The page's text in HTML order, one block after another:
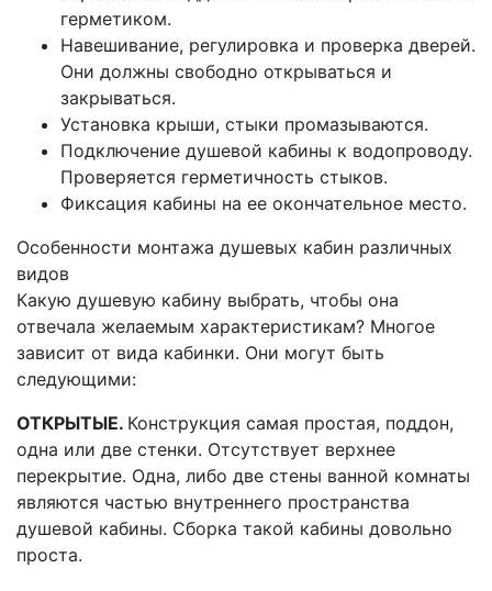
герметиком.
Навешивание, регулировка и проверка дверей.
Они должны свободно открываться и
закрываться.
Установка крыши, стыки промазываются.
Подключение душевой кабины к водопроводу.
Проверяется герметичность стыков.
Фиксация кабины на ее окончательное место.
Особенности монтажа душевых кабин различных
видов
Какую душевую кабину выбрать, чтобы она
отвечала желаемым характеристикам? Многое
зависит от вида кабинки. Они могут быть
следующими:
ОТКРЫТЫЕ. Конструкция самая простая, поддон,
одна или две стенки. Отсутствует верхнее
перекрытие. Одна, либо две стены ванной комнаты
являются частью внутреннего пространства
душевой кабины. Сборка такой кабины довольно
проста.